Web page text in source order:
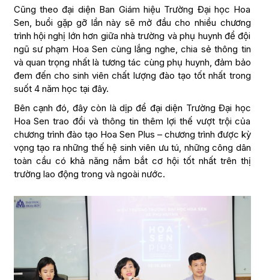
Cũng theo đại diện Ban Giám hiệu Trường Đại học Hoa
Sen, buổi gặp gỡ lần này sẽ mở đầu cho nhiều chương
trình hội nghị lớn hơn giữa nhà trường và phụ huynh để đội
ngũ sư phạm Hoa Sen cùng lắng nghe, chia sẻ thông tin
và quan trọng nhất là tương tác cùng phụ huynh, đảm bảo
đem đến cho sinh viên chất lượng đào tạo tốt nhất trong
suốt 4 năm học tại đây.
Bên cạnh đó, đây còn là dịp để đại diện Trường Đại học
Hoa Sen trao đổi và thông tin thêm lợi thế vượt trội của
chương trình đào tạo Hoa Sen Plus – chương trình được kỳ
vọng tạo ra những thế hệ sinh viên ưu tú, những công dân
toàn cầu có khả năng nắm bắt cơ hội tốt nhất trên thị
trường lao động trong và ngoài nước.